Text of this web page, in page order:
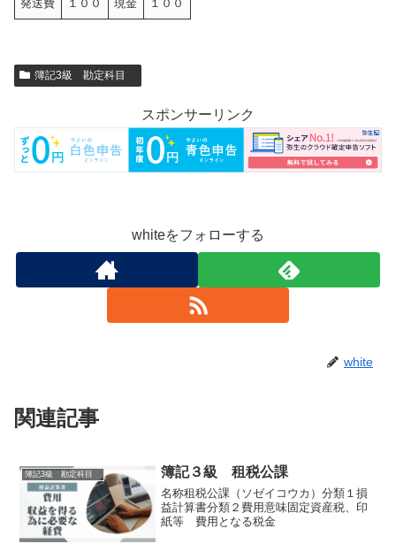
発送費 １００ 現金 １００
簿記3級 勘定科目
スポンサーリンク
whiteをフォローする
white
関連記事
簿記3級 勘定科目 簿記３級 租税公課
名称租税公課（ソゼイコウカ）分類１損
益計算書分類２費用意味固定資産税、印
紙等 費用となる税金